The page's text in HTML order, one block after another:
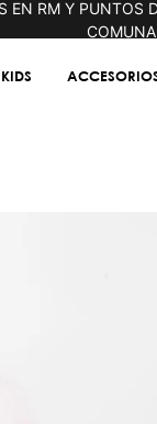
EN RM Y PUNTOS
KIDS